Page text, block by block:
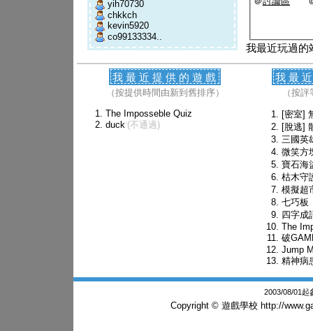
yih70730
chkkch
kevin5920
co99133334..
我最近玩過的
我最近提供的遊戲
（按提供時間由新到舊排序）
The Imposseble Quiz
duck (不通過)
我最
（按
[密室]
[脫逃]
三國英
微笑方
寶石海
枯木守
模擬超
七巧板
四字成
The
破
Jump
精神病
2003/08/01起
Copyright © 遊戲學校 http://